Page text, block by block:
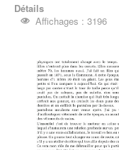
Détails
Affichages : 3196